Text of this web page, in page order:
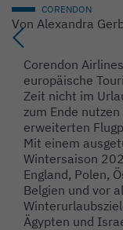
CORENDON
Von Alexandra
Corendon
europäische
Zeit nicht im
zum Ende
erweiterten
Mit einem
Wintersaison
England, Polen,
Belgien und vor
Ägypten und